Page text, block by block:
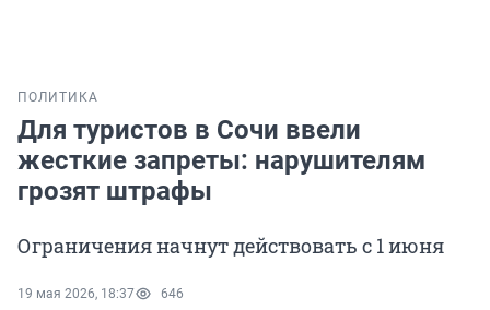
ПОЛИТИКА
Для туристов в Сочи ввели
жесткие запреты: нарушителям
грозят штрафы
Ограничения начнут действовать с 1 июня
19 мая 2026, 18:37 646